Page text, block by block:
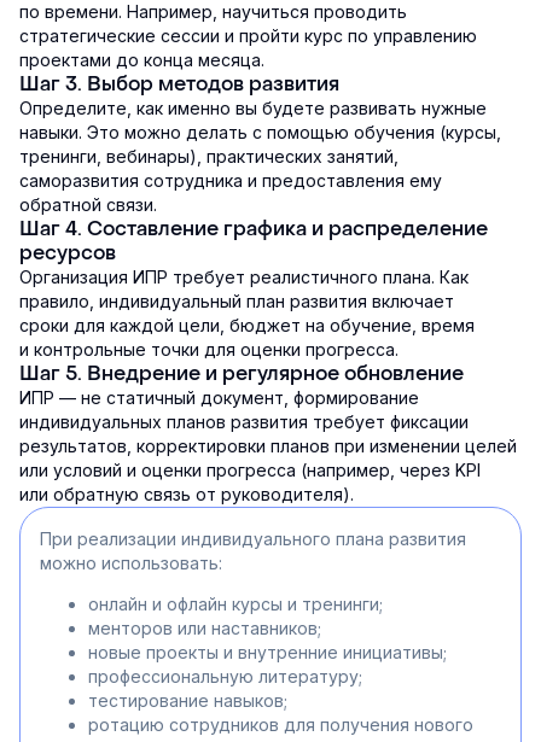
по времени. Например, научиться проводить
стратегические сессии и пройти курс по управлению
проектами до конца месяца.
Шаг 3. Выбор методов развития
Определите, как именно вы будете развивать нужные
навыки. Это можно делать с помощью обучения (курсы,
тренинги, вебинары), практических занятий,
саморазвития сотрудника и предоставления ему
обратной связи.
Шаг 4. Составление графика и распределение
ресурсов
Организация ИПР требует реалистичного плана. Как
правило, индивидуальный план развития включает
сроки для каждой цели, бюджет на обучение, время
и контрольные точки для оценки прогресса.
Шаг 5. Внедрение и регулярное обновление
ИПР — не статичный документ, формирование
индивидуальных планов развития требует фиксации
результатов, корректировки планов при изменении целей
или условий и оценки прогресса (например, через KPI
или обратную связь от руководителя).
При реализации индивидуального плана развития
можно использовать:
онлайн и офлайн курсы и тренинги;
менторов или наставников;
новые проекты и внутренние инициативы;
профессиональную литературу;
тестирование навыков;
ротацию сотрудников для получения нового